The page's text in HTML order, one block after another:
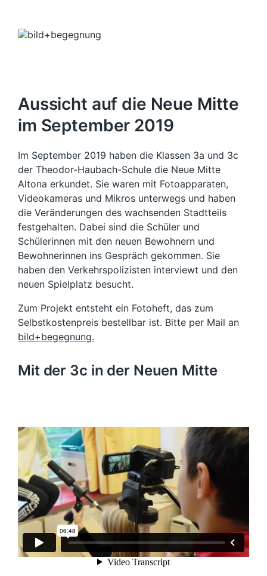
Aussicht auf die Neue Mitte
im September 2019
Im September 2019 haben die Klassen 3a und 3c
der Theodor-Haubach-Schule die Neue Mitte
Altona erkundet. Sie waren mit Fotoapparaten,
Videokameras und Mikros unterwegs und haben
die Veränderungen des wachsenden Stadtteils
festgehalten. Dabei sind die Schüler und
Schülerinnen mit den neuen Bewohnern und
Bewohnerinnen ins Gespräch gekommen. Sie
haben den Verkehrspolizisten interviewt und den
neuen Spielplatz besucht.
Zum Projekt entsteht ein Fotoheft, das zum
Selbstkostenpreis bestellbar ist. Bitte per Mail an
bild+begegnung.
Mit der 3c in der Neuen Mitte